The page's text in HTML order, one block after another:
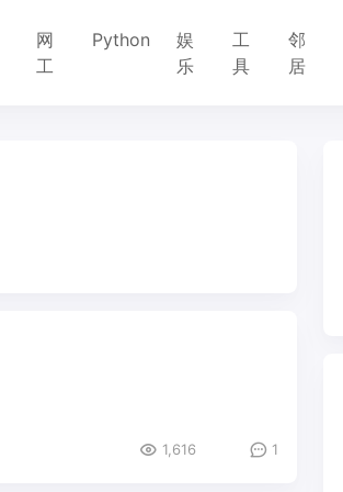
网
工
Python
娱
乐
工
具
邻
居
1,616 1